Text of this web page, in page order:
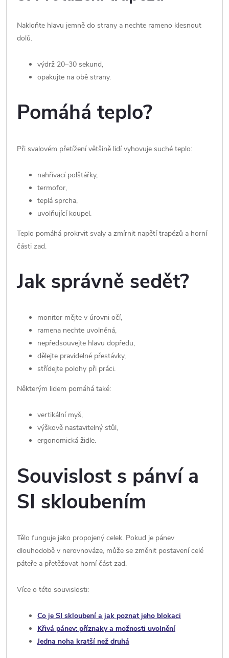
Nakloňte hlavu jemně do strany a nechte rameno klesnout
dolů.
výdrž 20–30 sekund,
opakujte na obě strany.
Pomáhá teplo?
Při svalovém přetížení většině lidí vyhovuje suché teplo:
nahřívací polštářky,
termofor,
teplá sprcha,
uvolňující koupel.
Teplo pomáhá prokrvit svaly a zmírnit napětí trapézů a horní
části zad.
Jak správně sedět?
monitor mějte v úrovni očí,
ramena nechte uvolněná,
nepředsouvejte hlavu dopředu,
dělejte pravidelné přestávky,
střídejte polohy při práci.
Některým lidem pomáhá také:
vertikální myš,
výškově nastavitelný stůl,
ergonomická židle.
Souvislost s pánví a
SI skloubením
Tělo funguje jako propojený celek. Pokud je pánev
dlouhodobě v nerovnováze, může se změnit postavení celé
páteře a přetěžovat horní část zad.
Více o této souvislosti:
Co je SI skloubení a jak poznat jeho blokaci
Křivá pánev: příznaky a možnosti uvolnění
Jedna noha kratší než druhá